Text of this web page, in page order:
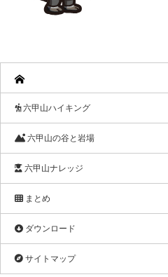
六甲山ハイキング
六甲山の谷と岩場
六甲山ナレッジ
まとめ
ダウンロード
サイトマップ